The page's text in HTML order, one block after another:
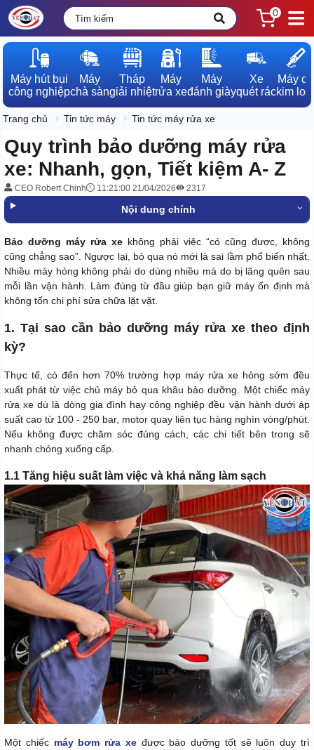
0
Máy hút bụi
công nghiệp
Máy
chà sàn
Tháp
giải nhiệt
Máy
rửa xe
Máy
đánh giày
Xe
quét rác
Máy dò
kim loại
Trang chủ Tin tức máy Tin tức máy rửa xe
Quy trình bảo dưỡng máy rửa
xe: Nhanh, gọn, Tiết kiệm A- Z
CEO Robert Chinh 11:21:00 21/04/2026 2317
Nội dung chính
Bảo dưỡng máy rửa xe không phải việc “có cũng được, không
cũng chẳng sao”. Ngược lại, bỏ qua nó mới là sai lầm phổ biến nhất.
Nhiều máy hỏng không phải do dùng nhiều mà do bị lãng quên sau
mỗi lần vận hành. Làm đúng từ đầu giúp bạn giữ máy ổn định mà
không tốn chi phí sửa chữa lặt vặt.
1. Tại sao cần bảo dưỡng máy rửa xe theo định
kỳ?
Thực tế, có đến hơn 70% trường hợp máy rửa xe hỏng sớm đều
xuất phát từ việc chủ máy bỏ qua khâu bảo dưỡng. Một chiếc máy
rửa xe dù là dòng gia đình hay công nghiệp đều vận hành dưới áp
suất cao từ 100 - 250 bar, motor quay liên tục hàng nghìn vòng/phút.
Nếu không được chăm sóc đúng cách, các chi tiết bên trong sẽ
nhanh chóng xuống cấp.
1.1 Tăng hiệu suất làm việc và khả năng làm sạch
Một chiếc máy bơm rửa xeđược bảo dưỡng tốt sẽ luôn duy trì